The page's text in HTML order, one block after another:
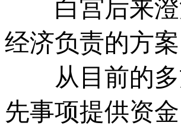
白宫后来澄
经济负责的方
从目前的多
先事项提供资